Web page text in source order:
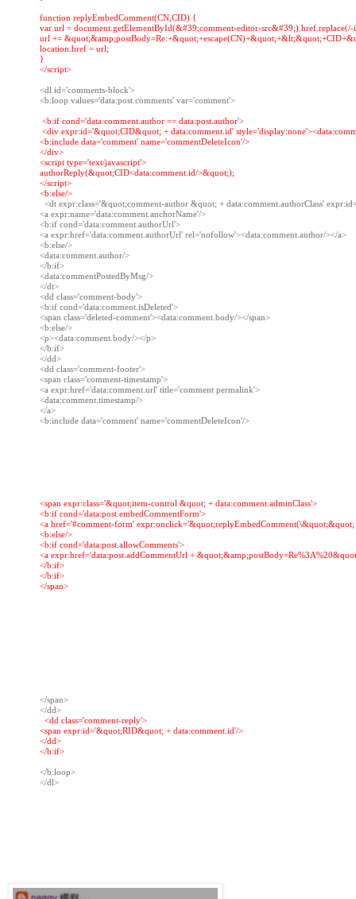
function replyEmbedComment(CN,CID) {
var url = document.getElementById(&#39;comment-editor-src&#39;).href.replace(/-
url +=
location.href = url;
}
</script>
<dl id='comments-block'>
<b:if cond='data:comment.author == data:post.author'
<div expr:id='&quot;CID&quot; + data:comment.id'
<b:include data='comment' name='commentDeleteIcon'/>
</div>
<script type='text/javascript'>
authorReply(&quot;CID<data:comment.id/>&quot;);
</script>
<dt expr:class='&quot;comment-author &quot; + data:comment.authorClass'
<a expr:name='data:comment.anchorName'/>
<b:if cond='data:comment.authorUrl'>
<a expr:href='data:comment.authorUrl' rel='nofollow'><data:comment.author/></a>
<b:else/>
<data:comment.author/>
</b:if>
<data:commentPostedByMsg/>
</dt>
<dd class='comment-body'>
<b:if cond='data:comment.isDeleted'>
<span class='deleted-comment'><data:comment.body/></span>
<b:else/>
<p><data:comment.body/></p>
</b:if>
</dd>
<dd class='comment-footer'>
<span class='comment-timestamp'>
<a expr:href='data:comment.url' title='comment permalink'>
<data:comment.timestamp/>
</a>
<b:include data='comment' name='commentDeleteIcon'/>
<span expr:class='&quot;item-control &quot; + data:comment.adminClass'>
<b:if cond='data:post.embedCommentForm'>
<a href='#comment-form'
<b:else/>
<b:if cond='data:post.allowComments'>
<a expr:href='data:post.addCommentUrl +
</b:if>
</b:if>
</span>
</span>
  <dd class='comment-reply'>
<span expr:id='&quot;RID&quot; + data:comment.id'/>
</dd>
</b:if>
</b:loop>
</dl>